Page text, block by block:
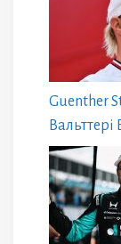
Guenther